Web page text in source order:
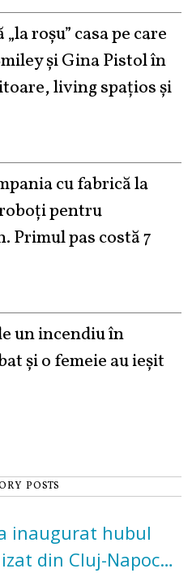
roşu” casa pe care
şi Gina Pistol în
living spațios și
cu fabrică la
pentru
pas costă 7
un incendiu în
și o femeie au ieșit
POSTS
inaugurat hubul
din Cluj-Napoca.